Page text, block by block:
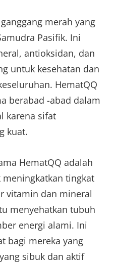
merah yang
Pasifik. Ini
antioksidan, dan
untuk kesehatan dan
HematQQ
berabad -abad dalam
karena sifat
kuat.
HematQQ adalah
tingkat
vitamin dan mineral
menyehatkan tubuh
energi alami. Ini
bagi mereka yang
sibuk dan aktif